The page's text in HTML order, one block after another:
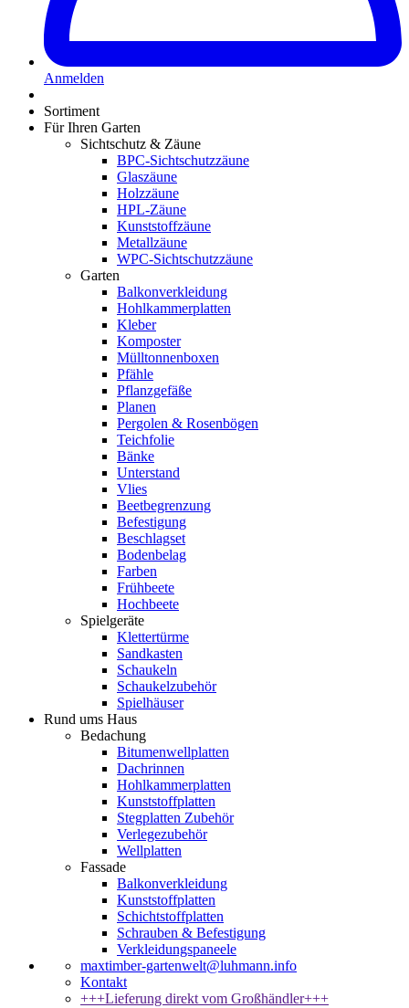
Anmelden
Sortiment
Für Ihren Garten
Sichtschutz & Zäune
BPC-Sichtschutzzäune
Glaszäune
Holzzäune
HPL-Zäune
Kunststoffzäune
Metallzäune
WPC-Sichtschutzzäune
Garten
Balkonverkleidung
Hohlkammerplatten
Kleber
Komposter
Mülltonnenboxen
Pfähle
Pflanzgefäße
Planen
Pergolen & Rosenbögen
Teichfolie
Bänke
Unterstand
Vlies
Beetbegrenzung
Befestigung
Beschlagset
Bodenbelag
Farben
Frühbeete
Hochbeete
Spielgeräte
Klettertürme
Sandkasten
Schaukeln
Schaukelzubehör
Spielhäuser
Rund ums Haus
Bedachung
Bitumenwellplatten
Dachrinnen
Hohlkammerplatten
Kunststoffplatten
Stegplatten Zubehör
Verlegezubehör
Wellplatten
Fassade
Balkonverkleidung
Kunststoffplatten
Schichtstoffplatten
Schrauben & Befestigung
Verkleidungspaneele
maxtimber-gartenwelt@luhmann.info
Kontakt
+++Lieferung direkt vom Großhändler+++